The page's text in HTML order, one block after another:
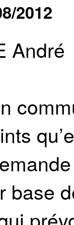
2012
André
base